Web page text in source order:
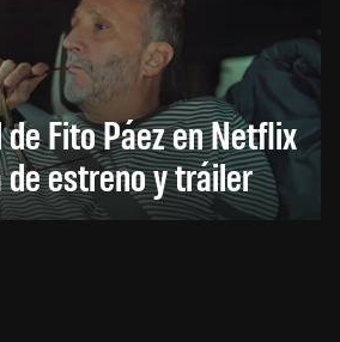
Fito Páez en Netflix
estreno y tráiler